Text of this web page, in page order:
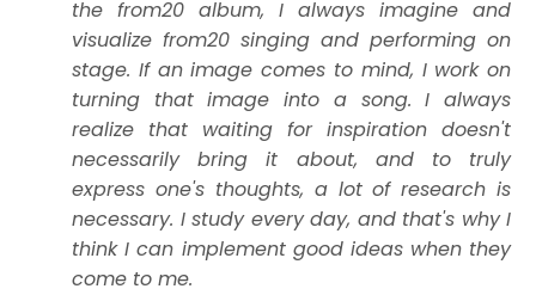
the from20 album, I always imagine and
visualize from20 singing and performing on
stage. If an image comes to mind, I work on
turning that image into a song. I always
realize that waiting for inspiration doesn't
necessarily bring it about, and to truly
express one's thoughts, a lot of research is
necessary. I study every day, and that's why I
think I can implement good ideas when they
come to me.